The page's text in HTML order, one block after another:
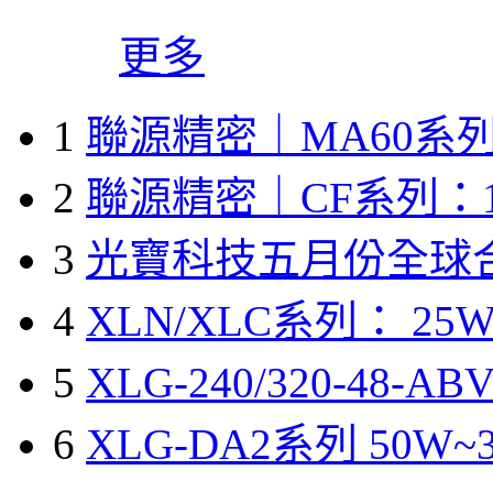
更多
1 聯源精密｜MA60系
2 聯源精密｜CF系列：
3 光寶科技五月份全球
4 XLN/XLC系列：
5 XLG-240/320-48-
6 XLG-DA2系列